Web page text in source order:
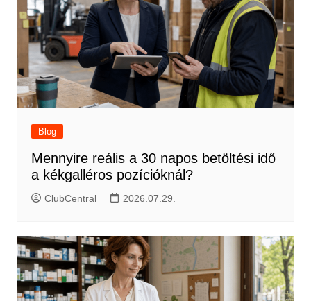
Blog
Mennyire reális a 30 napos betöltési idő
a kékgalléros pozícióknál?
ClubCentral 2026.07.29.